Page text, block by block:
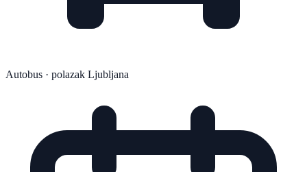
Autobus · polazak Ljubljana